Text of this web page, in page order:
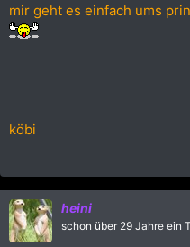
mir geht es einfach ums
köbi
heini
schon über 29 Jahre ein